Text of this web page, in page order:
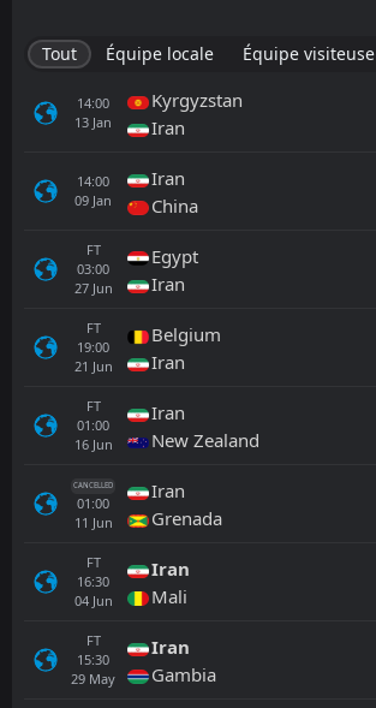
Tout Équipe locale Équipe visiteuse
14:00
13 Jan
Kyrgyzstan
Iran
14:00
09 Jan
Iran
China
FT
03:00
27 Jun
Egypt
Iran
FT
19:00
21 Jun
Belgium
Iran
FT
01:00
16 Jun
Iran
New Zealand
CANCELLED
01:00
11 Jun
Iran
Grenada
FT
16:30
04 Jun
Iran
Mali
FT
15:30
29 May
Iran
Gambia